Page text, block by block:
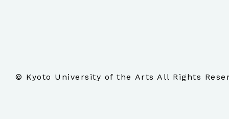
© Kyoto University of the Arts All Rights